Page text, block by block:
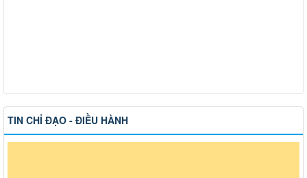
TIN CHỈ ĐẠO - ĐIỀU HÀNH